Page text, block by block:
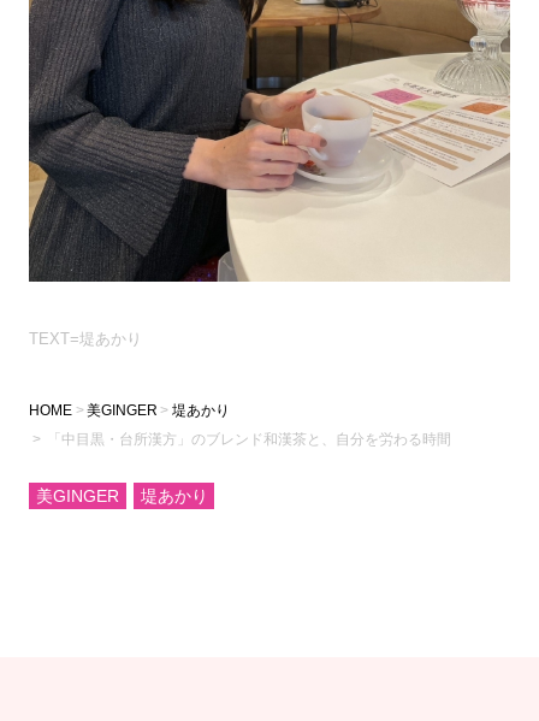
TEXT=堤あかり
HOME 美GINGER
堤あかり
「中目黒・台所漢方」のブレンド和漢茶と、自分を労わる時間
美GINGER 堤あかり